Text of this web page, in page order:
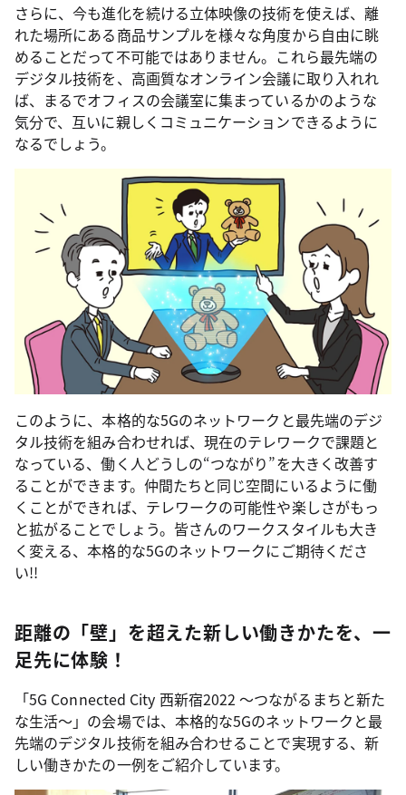
さらに、今も進化を続ける立体映像の技術を使えば、離
れた場所にある商品サンプルを様々な角度から自由に眺
めることだって不可能ではありません。これら最先端の
デジタル技術を、高画質なオンライン会議に取り入れれ
ば、まるでオフィスの会議室に集まっているかのような
気分で、互いに親しくコミュニケーションできるように
なるでしょう。
このように、本格的な5Gのネットワークと最先端のデジ
タル技術を組み合わせれば、現在のテレワークで課題と
なっている、働く人どうしの“つながり”を大きく改善す
ることができます。仲間たちと同じ空間にいるように働
くことができれば、テレワークの可能性や楽しさがもっ
と拡がることでしょう。皆さんのワークスタイルも大き
く変える、本格的な5Gのネットワークにご期待くださ
い!!
距離の「壁」を超えた新しい働きかたを、一
足先に体験！
「5G Connected City 西新宿2022 ～つながるまちと新た
な生活～」の会場では、本格的な5Gのネットワークと最
先端のデジタル技術を組み合わせることで実現する、新
しい働きかたの一例をご紹介しています。